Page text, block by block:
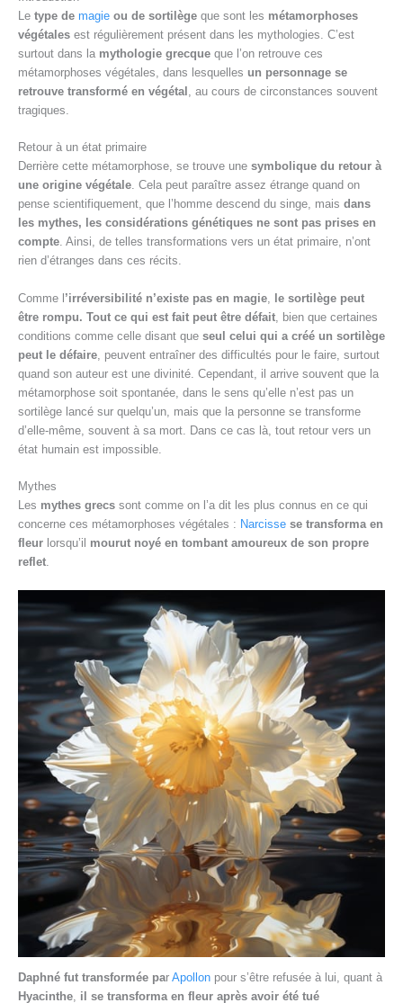
Le type de magie ou de sortilège que sont les métamorphoses
végétales est régulièrement présent dans les mythologies. C’est
surtout dans la mythologie grecque que l’on retrouve ces
métamorphoses végétales, dans lesquelles un personnage se
retrouve transformé en végétal
, au cours de circonstances souvent
tragiques.
Retour à un état primaire
Derrière cette métamorphose, se trouve une symbolique du retour à
une origine végétale. Cela peut paraître assez étrange quand on
pense scientifiquement, que l’homme descend du singe, mais dans
les mythes, les considérations génétiques ne sont pas prises en
compte. Ainsi, de telles transformations vers un état primaire, n’ont
rien d’étranges dans ces récits.
Comme l ’irréversibilité n’existe pas en magie
le sortilège peut
être rompu. Tout ce qui est fait peut être défait , bien que certaines
conditions comme celle disant que seul celui qui a créé un sortilège
peut le défaire , peuvent entraîner des difficultés pour le faire, surtout
quand son auteur est une divinité. Cependant, il arrive souvent que la
métamorphose soit spontanée, dans le sens qu’elle n’est pas un
sortilège lancé sur quelqu’un, mais que la personne se transforme
d’elle-même, souvent à sa mort. Dans ce cas là, tout retour vers un
état humain est impossible.
Mythes
Les mythes grecs sont comme on l’a dit les plus connus en ce qui
concerne ces métamorphoses végétales : Narcisse se transforma en
fleur lorsqu’il mourut noyé en tombant amoureux de son propre
reflet.
Daphné fut transformée par Apollon pour s’être refusée à lui, quant à
Hyacinthe, il se transforma en fleur après avoir été tué